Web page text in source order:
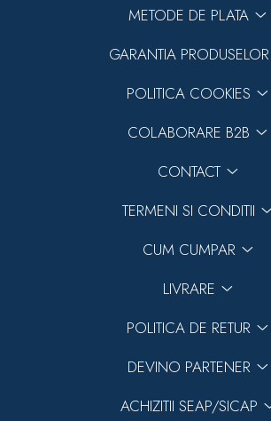
METODE DE PLATA
GARANTIA PRODUSELOR
POLITICA COOKIES
COLABORARE B2B
CONTACT
TERMENI SI CONDITII
CUM CUMPAR
LIVRARE
POLITICA DE RETUR
DEVINO PARTENER
ACHIZITII SEAP/SICAP